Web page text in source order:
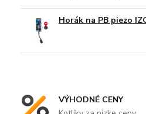
Horák na PB piezo
VÝHODNÉ CENY